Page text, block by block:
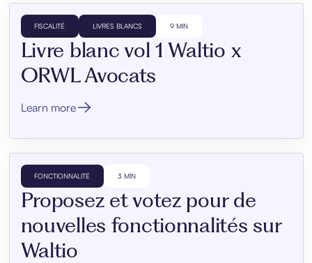
FISCALITÉ LIVRES BLANCS 9 MIN
Livre blanc vol 1 Waltio x
ORWL Avocats
Learn more
FONCTIONNALITÉ 3 MIN
Proposez et votez pour de
nouvelles fonctionnalités sur
Waltio